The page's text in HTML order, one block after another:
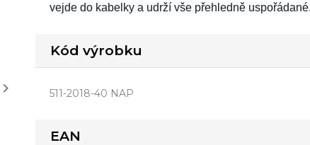

vejde do kabelky a udrží vše přehledně uspořádané.
Kód výrobku
511-2018-40 NAP
EAN